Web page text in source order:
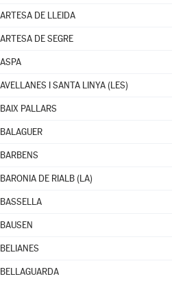
ARTESA DE LLEIDA
ARTESA DE SEGRE
ASPA
AVELLANES I SANTA LINYA (LES)
BAIX PALLARS
BALAGUER
BARBENS
BARONIA DE RIALB (LA)
BASSELLA
BAUSEN
BELIANES
BELLAGUARDA